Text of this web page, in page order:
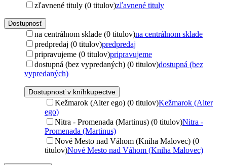
zľavnené tituly (0 titulov)zľavnené tituly
Dostupnosť
na centrálnom sklade (0 titulov)na centrálnom sklade
predpredaj (0 titulov)predpredaj
pripravujeme (0 titulov)pripravujeme
dostupná (bez vypredaných) (0 titulov)dostupná (bez
vypredaných)
Dostupnosť v kníhkupectve
Kežmarok (Alter ego) (0 titulov)Kežmarok (Alter
ego)
Nitra - Promenada (Martinus) (0 titulov)Nitra -
Promenada (Martinus)
Nové Mesto nad Váhom (Kniha Malovec) (0
titulov)Nové Mesto nad Váhom (Kniha Malovec)